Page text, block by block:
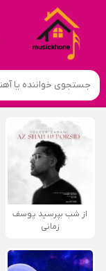
از شب بپرسید یوسف
زمانی